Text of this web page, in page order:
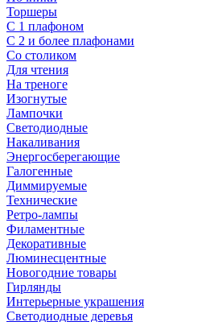
Торшеры
С 1 плафоном
С 2 и более плафонами
Со столиком
Для чтения
На треноге
Изогнутые
Лампочки
Светодиодные
Накаливания
Энергосберегающие
Галогенные
Диммируемые
Технические
Ретро-лампы
Филаментные
Декоративные
Люминесцентные
Новогодние товары
Гирлянды
Интерьерные украшения
Светодиодные деревья